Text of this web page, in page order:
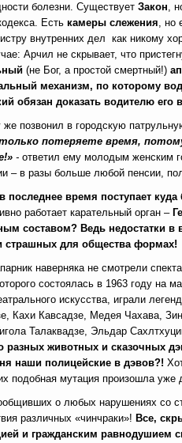
болезни. Существует Закон,
Есть камеры слежения, но
внутренних дел как никому
Арчил не скрывает, что
(не Бог, а простой смертный!)
механизм, по которому
обязан доказать водителю его
позвонил в городскую
потеряете время,
- ответил ему молодым женским
– в разы больше любой пенсии,
время поступает
работает карательный орган –
составом? Ведь недостатки
страшных для общества формах!
наверняка не смотрели
состоялась в 1963 году на
искусства, играли
Кахи Кавсадзе, Медея Чахава,
Талаквадзе, Эльдар
о разных животных и
наши полицейские в дэвов?!
подобная мутация произошла уже
о любых нарушениях со
различных «чинчраки»! Все,
и гражданским